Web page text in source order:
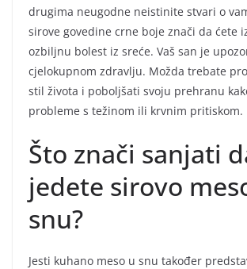
drugima neugodne neistinite stvari o
sirove govedine crne boje znači da ćete
ozbiljnu bolest iz sreće. Vaš san je
cjelokupnom zdravlju. Možda trebate
stil života i poboljšati svoju prehranu
probleme s težinom ili krvnim pritiskom.
Što znači sanjati
jedete sirovo
snu?
Jesti kuhano meso u snu također